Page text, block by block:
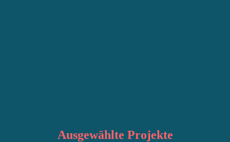
Ausgewählte Projekte